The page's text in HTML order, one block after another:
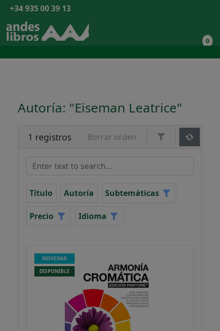
+34 935 00 39 13
0
Autoría: "Eiseman Leatrice"
1 registros Borrar orden
Título Autoría Subtemáticas
Precio Idioma
NOVEDAD
DISPONIBLE